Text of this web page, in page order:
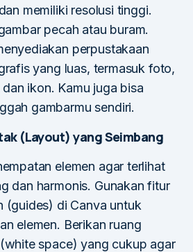
memiliki resolusi tinggi.
pecah atau buram.
perpustakaan
yang luas, termasuk foto,
dan ikon. Kamu juga bisa
gambarmu sendiri.
(Layout) yang Seimbang
elemen agar terlihat
dan harmonis. Gunakan fitur
(guides) di Canva untuk
elemen. Berikan ruang
space) yang cukup agar